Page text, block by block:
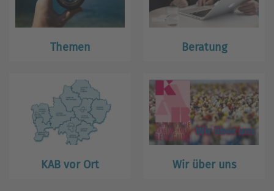
Themen Beratung
KAB vor Ort Wir über uns